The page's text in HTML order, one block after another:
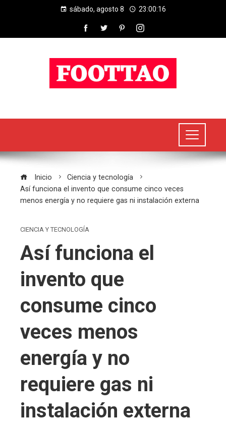
sábado, agosto 8 23:00:16
Inicio
Ciencia y tecnología
Así funciona el invento que consume cinco veces
menos energía y no requiere gas ni instalación externa
CIENCIA Y TECNOLOGÍA
Así funciona el
invento que
consume cinco
veces menos
energía y no
requiere gas ni
instalación externa